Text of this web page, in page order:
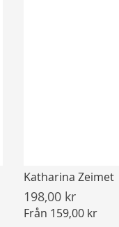
Katharina Zeimet
198,00 kr
Från 159,00 kr